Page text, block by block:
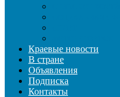
Краевые новости
В стране
Объявления
Подписка
Контакты